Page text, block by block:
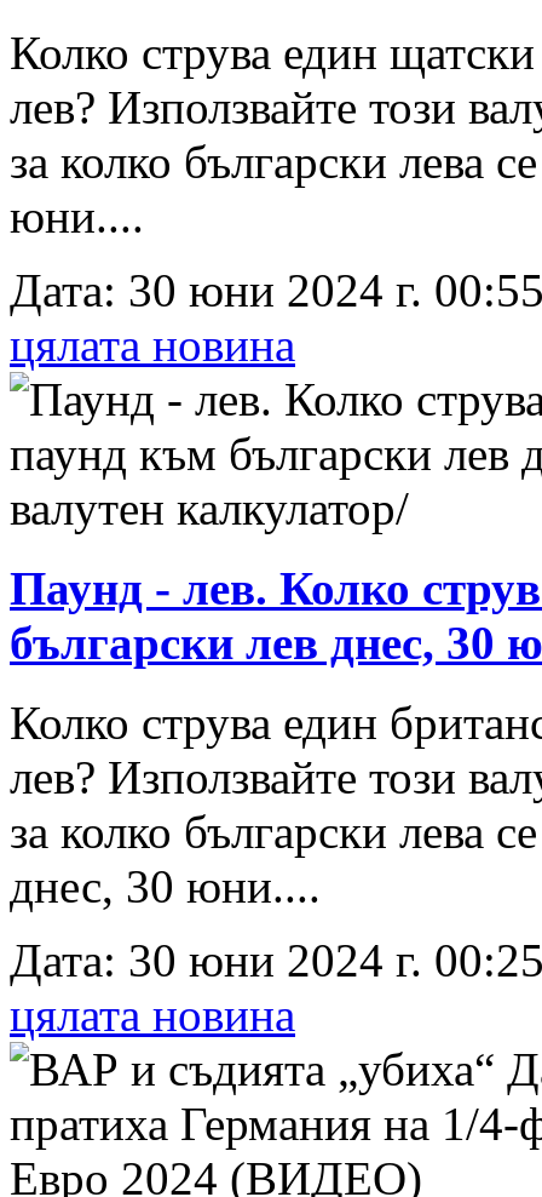
Колко струва един
лев? Използвайте този
за колко български лева
юни....
Дата: 30 юни 2024 г.
цялата новина
Паунд - лев. Колко
български лев днес, 30
Колко струва един
лев? Използвайте този
за колко български лева
днес, 30 юни....
Дата: 30 юни 2024 г.
цялата новина